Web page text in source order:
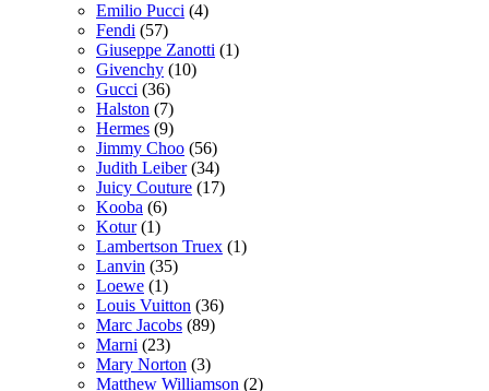
Emilio Pucci (4)
Fendi (57)
Giuseppe Zanotti (1)
Givenchy (10)
Gucci (36)
Halston (7)
Hermes (9)
Jimmy Choo (56)
Judith Leiber(34)
Juicy Couture (17)
Kooba (6)
Kotur(1)
Lambertson Truex (1)
Lanvin (35)
Loewe (1)
Louis Vuitton (36)
Marc Jacobs (89)
Marni (23)
Mary Norton (3)
Matthew Williamson (2)